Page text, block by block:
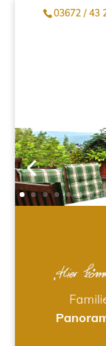
03672 / 43